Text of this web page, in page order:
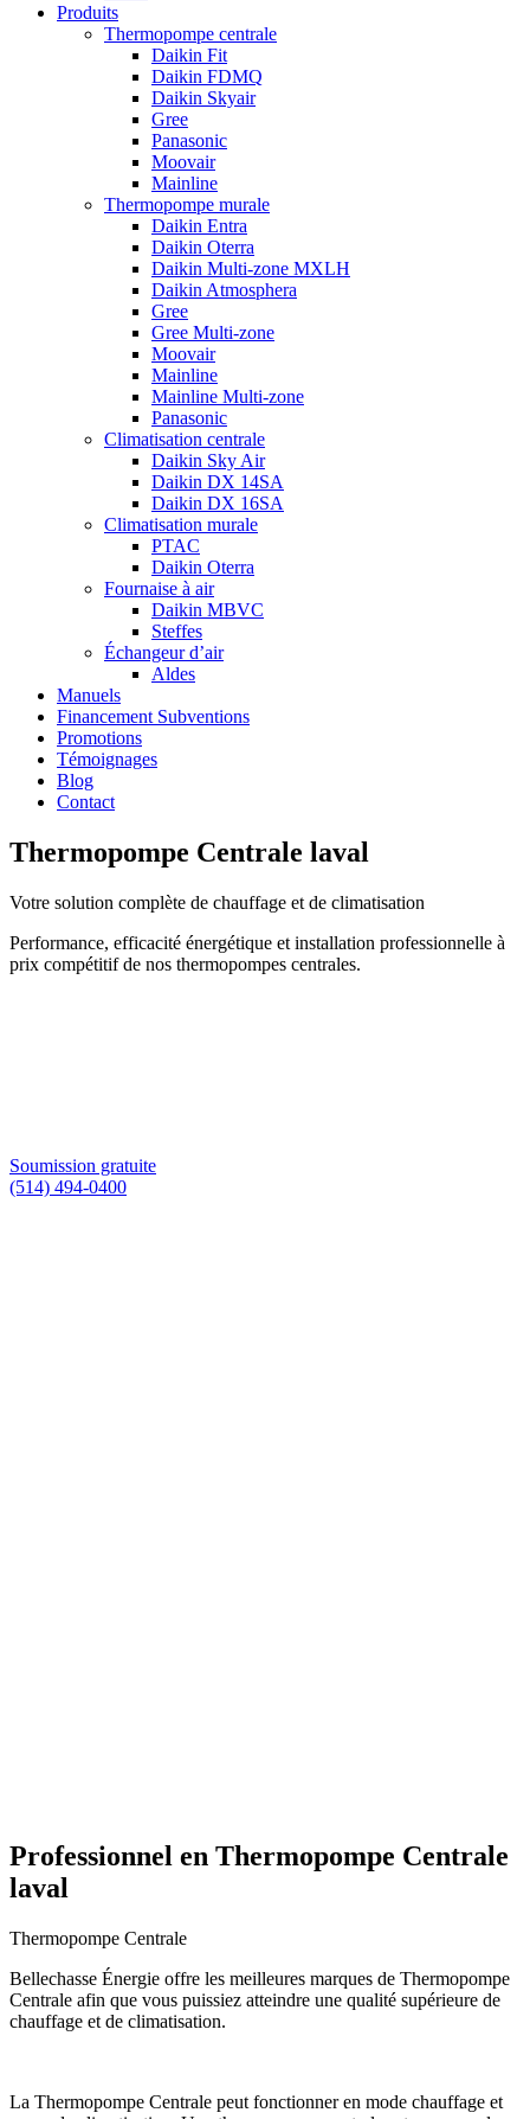
Produits
Thermopompe centrale
Daikin Fit
Daikin FDMQ
Daikin Skyair
Gree
Panasonic
Moovair
Mainline
Thermopompe murale
Daikin Entra
Daikin Oterra
Daikin Multi-zone MXLH
Daikin Atmosphera
Gree
Gree Multi-zone
Moovair
Mainline
Mainline Multi-zone
Panasonic
Climatisation centrale
Daikin Sky Air
Daikin DX 14SA
Daikin DX 16SA
Climatisation murale
PTAC
Daikin Oterra
Fournaise à air
Daikin MBVC
Steffes
Échangeur d’air
Aldes
Manuels
Financement Subventions
Promotions
Témoignages
Blog
Contact
Thermopompe Centrale laval
Votre solution complète de chauffage et de climatisation
Performance, efficacité énergétique et installation professionnelle à
prix compétitif de nos thermopompes centrales.
Soumission gratuite
(514) 494-0400
Professionnel en Thermopompe Centrale
laval
Thermopompe Centrale
Bellechasse Énergie offre les meilleures marques de Thermopompe
Centrale afin que vous puissiez atteindre une qualité supérieure de
chauffage et de climatisation.
La Thermopompe Centrale peut fonctionner en mode chauffage et